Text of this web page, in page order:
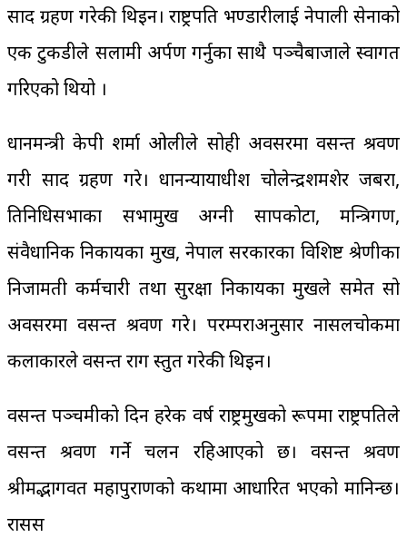
प्रसाद ग्रहण गरेकी थिइन। राष्ट्रपति भण्डारीलाई नेपाली सेनाको
एक टुकडीले सलामी अर्पण गर्नुका साथै पञ्चैबाजाले स्वागत
गरिएको थियो ।
प्रधानमन्त्री केपी शर्मा ओलीले सोही अवसरमा वसन्त श्रवण
गरी प्रसाद ग्रहण गरे। प्रधानन्यायाधीश चोलेन्द्रशमशेर जबरा,
प्रतिनिधिसभाका सभामुख अग्नी सापकोटा, मन्त्रिगण,
संवैधानिक निकायका प्रमुख, नेपाल सरकारका विशिष्ट श्रेणीका
निजामती कर्मचारी तथा सुरक्षा निकायका प्रमुखले समेत सो
अवसरमा वसन्त श्रवण गरे। परम्पराअनुसार नासलचोकमा
कलाकारले वसन्त राग प्रस्तुत गरेकी थिइन।
वसन्त पञ्चमीको दिन हरेक वर्ष राष्ट्रप्रमुखको रूपमा राष्ट्रपतिले
वसन्त श्रवण गर्ने चलन रहिआएको छ। वसन्त श्रवण
श्रीमद्भागवत महापुराणको कथामा आधारित भएको मानिन्छ।
रासस